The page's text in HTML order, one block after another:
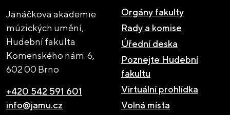
Janáčkova akademie
múzických umění,
Hudební fakulta
Komenského nám. 6,
602 00 Brno
+420 542 591 601
info@jamu.cz
Orgány fakulty
Rady a komise
Úřední deska
Poznejte Hudební
fakultu
Virtuální prohlídka
Volná místa